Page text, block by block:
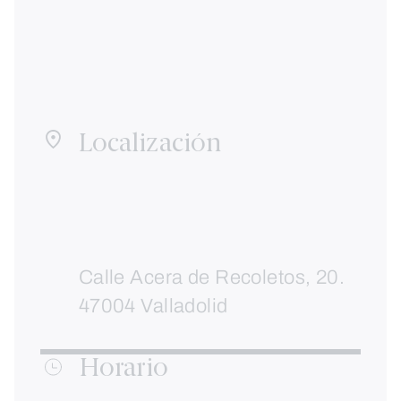
Localización
Calle Acera de Recoletos, 20.
47004 Valladolid
Horario